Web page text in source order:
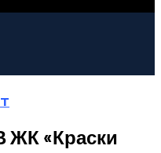
ЖК «Краски